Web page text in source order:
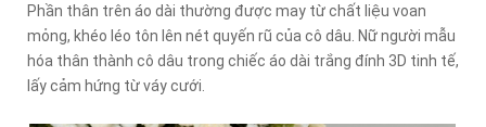
Phần thân trên áo dài thường được may từ chất liệu voan
mỏng, khéo léo tôn lên nét quyến rũ của cô dâu. Nữ người mẫu
hóa thân thành cô dâu trong chiếc áo dài trắng đính 3D tinh tế,
lấy cảm hứng từ váy cưới.